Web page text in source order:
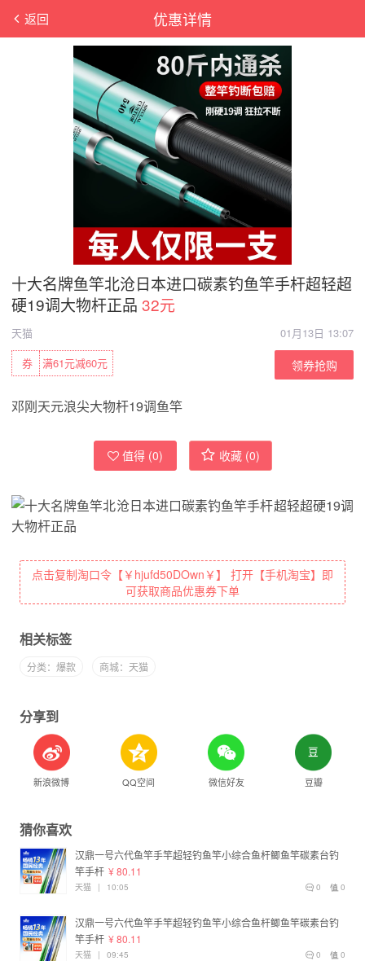
优惠详情
返回
十大名牌鱼竿北沧日本进口碳素钓鱼竿手杆超轻超
硬19调大物杆正品 32元
天猫
01月13日 13:07
满61元减60元
券 领券抢购
邓刚天元浪尖大物杆19调鱼竿
值得 (0) 收藏 (0)
点击复制淘口令【￥hjufd50DOwn￥】 打开【手机淘宝】即
可获取商品优惠券下单
相关标签
分类：爆款 商城：天猫
分享到
新浪微博 QQ空间 微信好友 豆瓣
猜你喜欢
汉鼎一号六代鱼竿手竿超轻钓鱼竿小综合鱼杆鲫鱼竿碳素台钓
竿手杆 ¥ 80.11
0
0
天猫 | 10:05
汉鼎一号六代鱼竿手竿超轻钓鱼竿小综合鱼杆鲫鱼竿碳素台钓
竿手杆 ¥ 80.11
0
0
天猫 | 09:45